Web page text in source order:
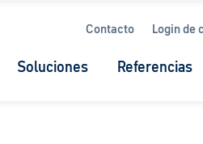
Contacto Login de
Soluciones Referencias